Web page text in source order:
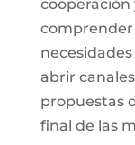
comprender
abrir
propuestas
final de las